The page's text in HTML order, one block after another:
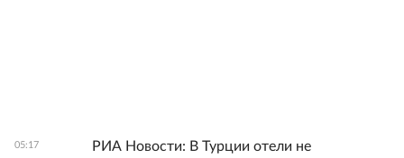
05:17
РИА Новости: В Турции отели не